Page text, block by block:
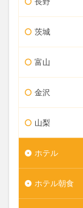
茨城
富山
金沢
山梨
ホテル
ホテル朝食